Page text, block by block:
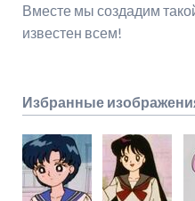
Вместе мы создадим
известен всем!
Избранные